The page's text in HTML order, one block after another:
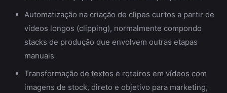
Automatização na criação de clipes curtos a partir de
vídeos longos (clipping), normalmente compondo
stacks de produção que envolvem outras etapas
manuais
Transformação de textos e roteiros em vídeos com
imagens de stock, direto e objetivo para marketing,